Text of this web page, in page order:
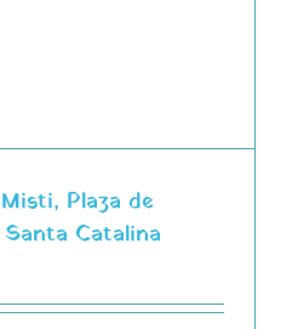
Plaza de
Catalina